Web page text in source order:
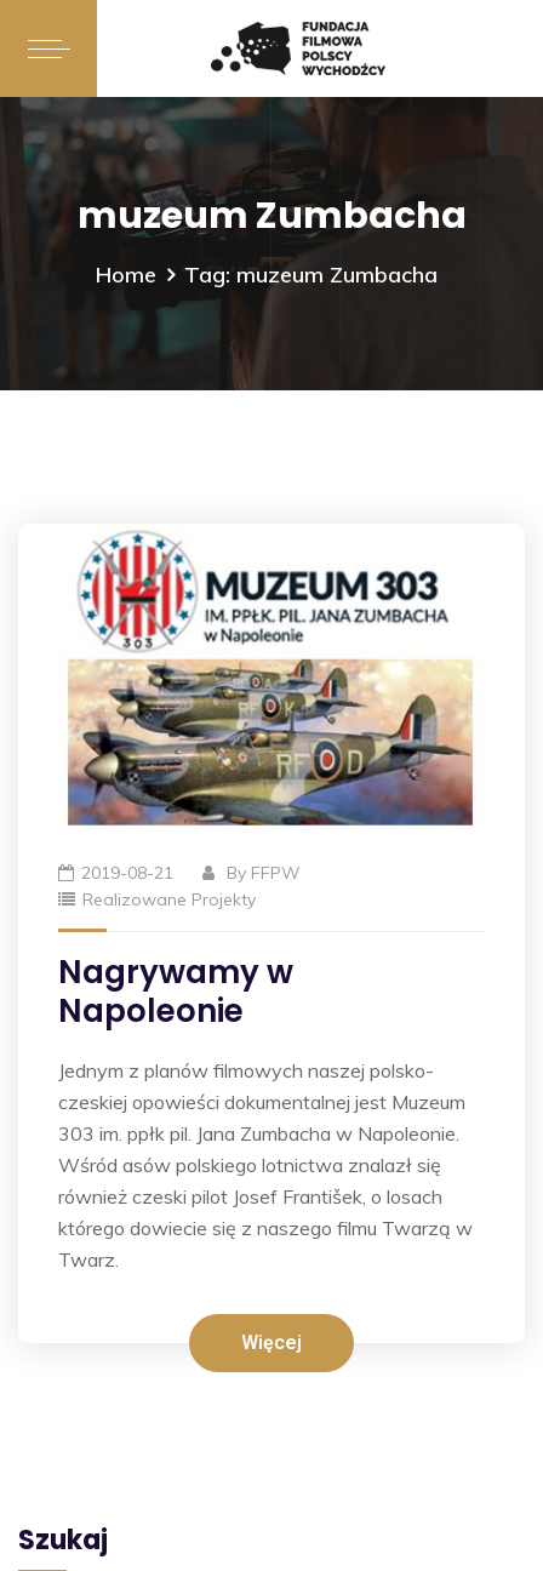
muzeum Zumbacha
Home Tag: muzeum Zumbacha
2019-08-21 By FFPW
Realizowane Projekty
Nagrywamy w
Napoleonie
Jednym z planów filmowych naszej polsko-
czeskiej opowieści dokumentalnej jest Muzeum
303 im. ppłk pil. Jana Zumbacha w Napoleonie.
Wśród asów polskiego lotnictwa znalazł się
również czeski pilot Josef František, o losach
którego dowiecie się z naszego filmu Twarzą w
Twarz.
Więcej
Szukaj